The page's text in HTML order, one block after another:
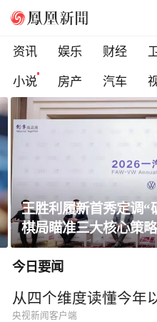
资讯 娱乐 财经
小说
房产 汽车
王胜利履新首秀定调“
棋局瞄准三大核心策略
今日要闻
从四个维度读懂今年
央视新闻客户端